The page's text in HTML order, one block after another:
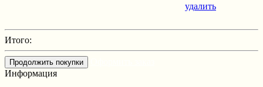
удалить
Итого:
Продолжить покупки
Информация